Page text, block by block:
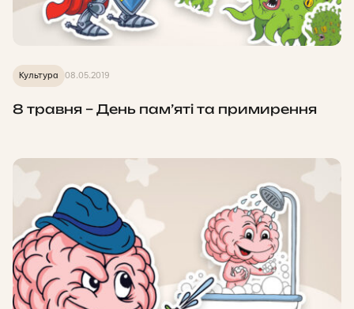
Культура 08.05.2019
8 травня – День пам’яті та примирення